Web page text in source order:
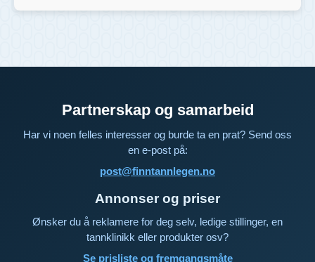
Partnerskap og samarbeid
Har vi noen felles interesser og burde ta en prat? Send oss
en e-post på:
post@finntannlegen.no
Annonser og priser
Ønsker du å reklamere for deg selv, ledige stillinger, en
tannklinikk eller produkter osv?
Se prisliste og fremgangsmåte